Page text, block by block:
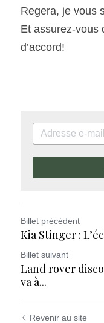
Regera, je vous
Et assurez-vous
d’accord!
Billet précédent
Kia Stinger :
Billet suivant
Land rover
va à...
Revenir au site